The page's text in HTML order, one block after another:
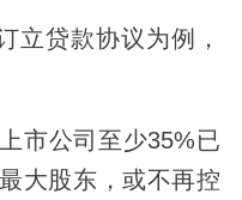
立贷款协议为例，
市公司至少35%已
大股东，或不再控